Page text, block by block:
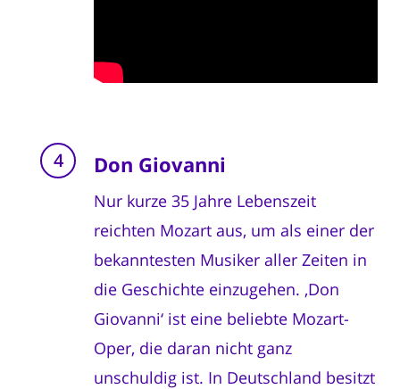
Don Giovanni
Nur kurze 35 Jahre Lebenszeit
reichten Mozart aus, um als einer der
bekanntesten Musiker aller Zeiten in
die Geschichte einzugehen. ‚Don
Giovanni‘ ist eine beliebte Mozart-
Oper, die daran nicht ganz
unschuldig ist. In Deutschland besitzt